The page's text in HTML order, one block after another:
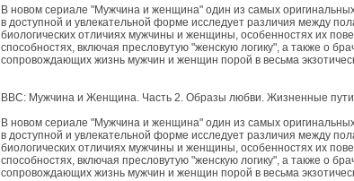
В новом сериале "Мужчина и женщина" один из самых
в доступной и увлекательной форме исследует различия между
биологических отличиях мужчины и женщины, особенностях их
способностях, включая пресловутую "женскую логику", а также о
сопровождающих жизнь мужчин и женщин порой в весьма
BBC: Мужчина и Женщина. Часть 2. Образы любви. Жизненные пути
В новом сериале "Мужчина и женщина" один из самых
в доступной и увлекательной форме исследует различия между
биологических отличиях мужчины и женщины, особенностях их
способностях, включая пресловутую "женскую логику", а также о
сопровождающих жизнь мужчин и женщин порой в весьма